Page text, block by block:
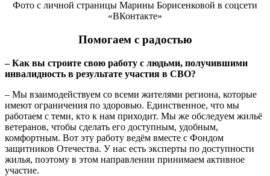
Фото с личной страницы Марины Борисенковой в соцсети
«ВКонтакте»
Помогаем с радостью
– Как вы строите свою работу с людьми, получившими
инвалидность в результате участия в СВО?
– Мы взаимодействуем со всеми жителями региона, которые
имеют ограничения по здоровью. Единственное, что мы
работаем с теми, кто к нам приходит. Мы же обследуем жильё
ветеранов, чтобы сделать его доступным, удобным,
комфортным. Вот эту работу ведём вместе с Фондом
защитников Отечества. У нас есть эксперты по доступности
жилья, поэтому в этом направлении принимаем активное
участие.